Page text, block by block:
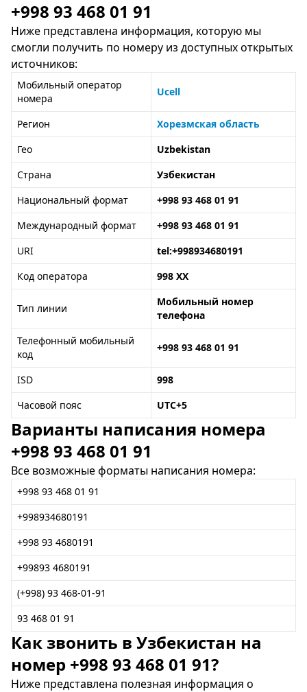
+998 93 468 01 91
Ниже представлена информация, которую мы
смогли получить по номеру из доступных открытых
источников:
Мобильный оператор
номера
Ucell
Регион
Хорезмская область
Гео
Uzbekistan
Страна
Узбекистан
Национальный формат
+998 93 468 01 91
Международный формат
+998 93 468 01 91
URI
tel:+998934680191
Код оператора
998 XX
Тип линии
Мобильный номер
телефона
Телефонный мобильный
код
+998 93 468 01 91
ISD
998
Часовой пояс
UTC+5
Варианты написания номера
+998 93 468 01 91
Все возможные форматы написания номера:
+998 93 468 01 91
+998934680191
+998 93 4680191
+99893 4680191
(+998) 93 468-01-91
93 468 01 91
Как звонить в Узбекистан на
номер +998 93 468 01 91?
Ниже представлена полезная информация о